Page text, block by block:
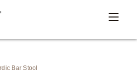
Bar Stool